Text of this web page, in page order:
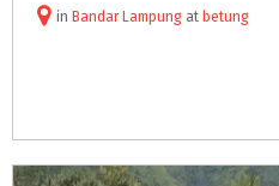
in Bandar Lampung at betung